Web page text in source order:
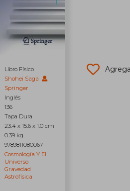
Libro Físico
Shohei Saga
Springer
Inglés
136
Tapa Dura
23.4 x 15.6 x 1.0 cm
0.39 kg.
9789811080067
Cosmología Y El
Universo
Gravedad
Astrofísica